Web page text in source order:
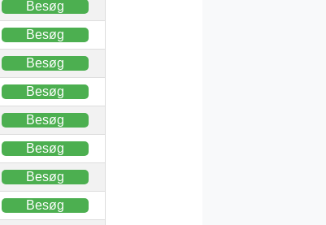
Besøg
Besøg
Besøg
Besøg
Besøg
Besøg
Besøg
Besøg